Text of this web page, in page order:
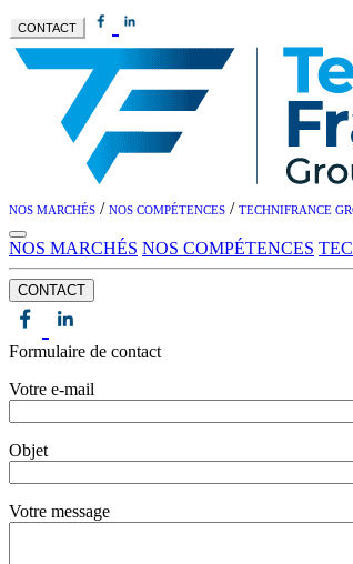
CONTACT
NOS MARCHÉS / NOS COMPÉTENCES / TECHNIFRANCE
NOS MARCHÉS NOS COMPÉTENCES
CONTACT
Formulaire de contact
Votre e-mail
Objet
Votre message